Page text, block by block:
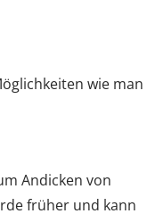
wie man
Andicken von
früher und kann